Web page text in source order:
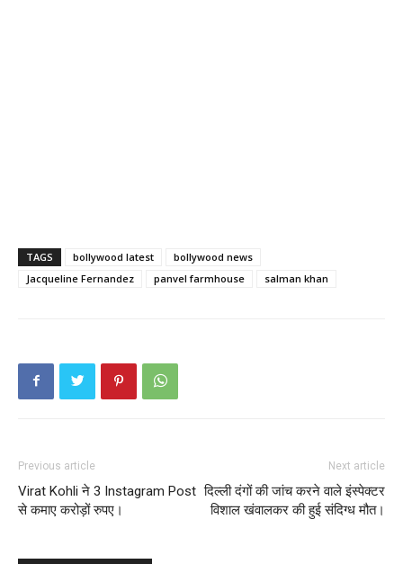
TAGS bollywood latest
bollywood news
Jacqueline Fernandez
panvel farmhouse salman khan
Previous article
Virat Kohli ने 3 Instagram Post
से कमाए करोड़ों रुपए।
Next article
दिल्ली दंगों की जांच करने वाले इंस्पेक्टर
विशाल खंवालकर की हुई संदिग्ध मौत।